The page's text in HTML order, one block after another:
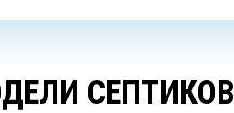
СЕПТИКОВ